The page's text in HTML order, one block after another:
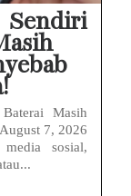
Masih
7, 2026
sosial,